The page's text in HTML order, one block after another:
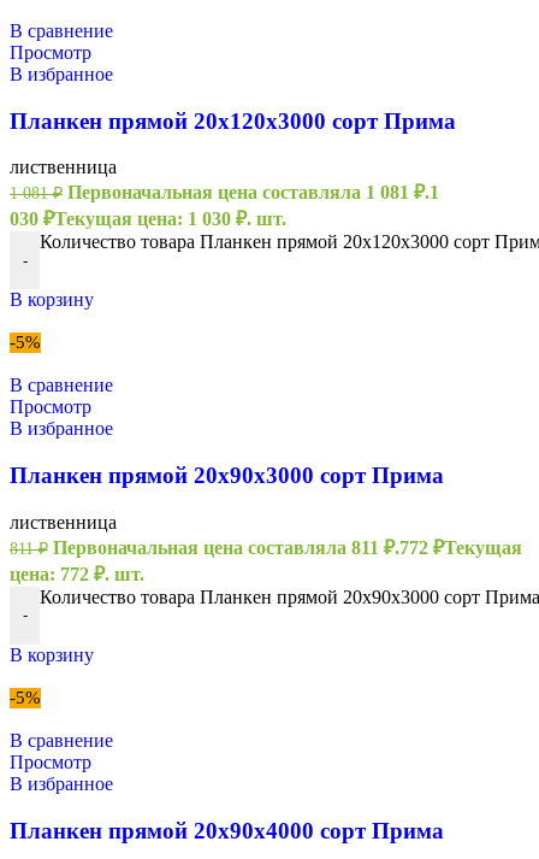
В сравнение
Просмотр
В избранное
Планкен прямой 20х120х3000 сорт Прима
лиственница
1 081₽ Первоначальная цена составляла 1 081 ₽.1
030 ₽Текущая цена: 1 030 ₽. шт.
-
Количество товара Планкен прямой 20х120х3000 сорт
В корзину
-5%
В сравнение
Просмотр
В избранное
Планкен прямой 20х90х3000 сорт Прима
лиственница
811₽ Первоначальная цена составляла 811 ₽.772 ₽Текущая
цена: 772 ₽. шт.
-
Количество товара Планкен прямой 20х90х3000 сорт Прима
В корзину
-5%
В сравнение
Просмотр
В избранное
Планкен прямой 20х90х4000 сорт Прима